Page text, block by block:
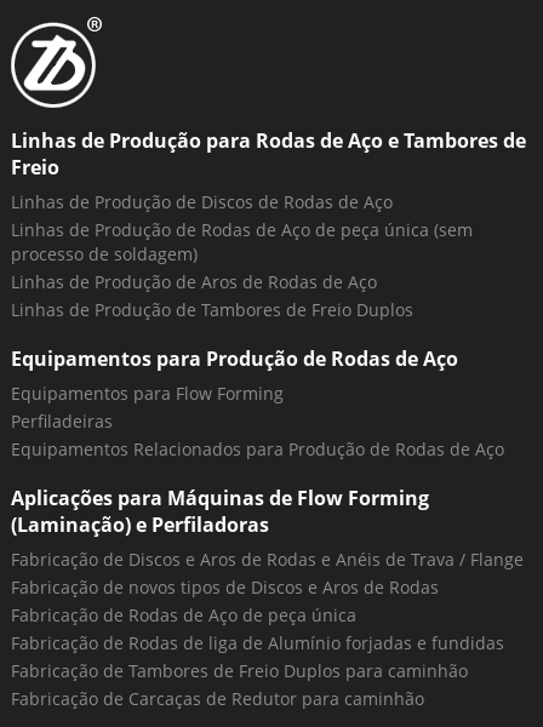
Linhas de Produção para Rodas de Aço e Tambores de
Freio
Linhas de Produção de Discos de Rodas de Aço
Linhas de Produção de Rodas de Aço de peça única (sem
processo de soldagem)
Linhas de Produção de Aros de Rodas de Aço
Linhas de Produção de Tambores de Freio Duplos
Equipamentos para Produção de Rodas de Aço
Equipamentos para Flow Forming
Perfiladeiras
Equipamentos Relacionados para Produção de Rodas de Aço
Aplicações para Máquinas de Flow Forming
(Laminação) e Perfiladoras
Fabricação de Discos e Aros de Rodas e Anéis de Trava / Flange
Fabricação de novos tipos de Discos e Aros de Rodas
Fabricação de Rodas de Aço de peça única
Fabricação de Rodas de liga de Alumínio forjadas e fundidas
Fabricação de Tambores de Freio Duplos para caminhão
Fabricação de Carcaças de Redutor para caminhão